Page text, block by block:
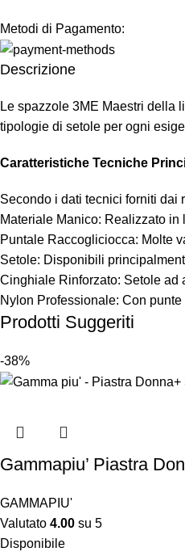
Metodi di Pagamento:
Descrizione
Le spazzole 3ME Maestri della
tipologie di setole per ogni
Caratteristiche Tecniche
Secondo i dati tecnici forniti dai
Materiale Manico: Realizzato
Puntale Raccogliciocca: Molte
Setole: Disponibili
Cinghiale Rinforzato: Setole ad
Nylon Professionale: Con
Prodotti Suggeriti
-38%
Gammapiu’ Piastra
GAMMAPIU'
Valutato 4.00 su 5
Disponibile